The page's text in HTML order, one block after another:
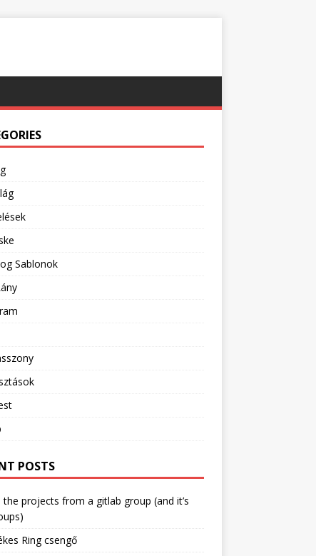
Sablonok
POSTS
the projects from a gitlab group (and it’s
Ring csengő